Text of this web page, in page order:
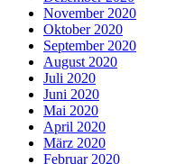
November 2020
Oktober 2020
September 2020
August 2020
Juli 2020
Juni 2020
Mai 2020
April 2020
März 2020
Februar 2020